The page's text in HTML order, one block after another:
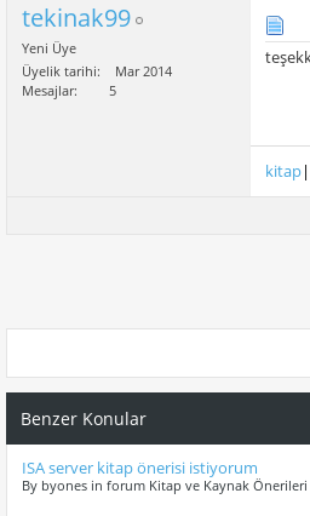
tekinak99
Yeni Üye
Üyelik tarihi
Mar 2014
Mesajlar
5
kitap|
Benzer Konular
ISA server kitap önerisi istiyorum
By byones in forum Kitap ve Kaynak Önerileri